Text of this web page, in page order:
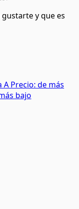
y que es
A Precio: de más
bajo